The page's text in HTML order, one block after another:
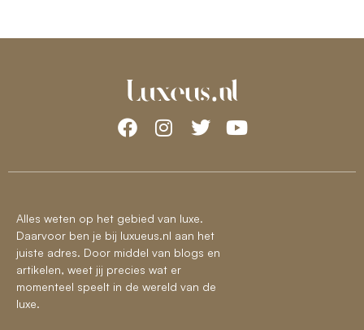
Alles weten op het gebied van luxe.
Daarvoor ben je bij luxueus.nl aan het
juiste adres. Door middel van blogs en
artikelen, weet jij precies wat er
momenteel speelt in de wereld van de
luxe.